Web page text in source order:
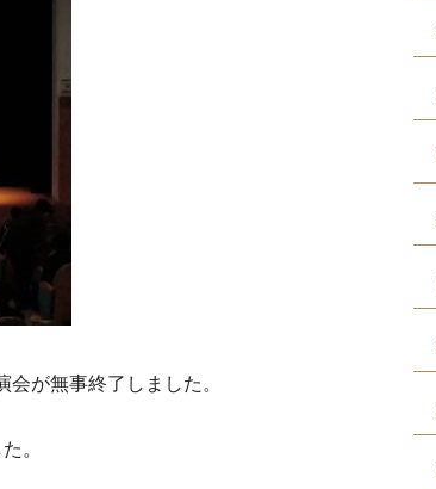
が無事終了しました。
。